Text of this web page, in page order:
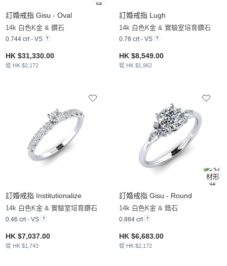
訂婚戒指 Gisu - Oval
14k 白色K金 & 鑽石
0.744 crt - VS
HK $31,330.00
從 HK $2,172
訂婚戒指 Lugh
14k 白色K金 & 實驗室培育鑽石
0.78 crt - VS
HK $8,549.00
從 HK $1,962
訂婚戒指 Institutionalize
14k 白色K金 & 實驗室培育鑽石
0.46 crt - VS
HK $7,037.00
從 HK $1,743
訂婚戒指 Gisu - Round
14k 白色K金 & 鋯石
0.884 crt
HK $6,683.00
從 HK $2,172